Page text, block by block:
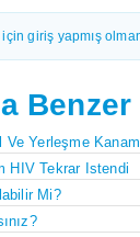
giriş yapmış
Yerleşme
HIV Tekrar Istendi
Mi?